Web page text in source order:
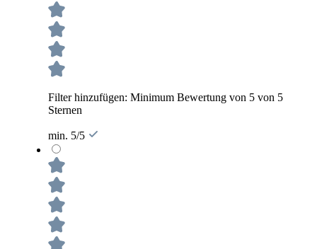
Filter hinzufügen: Minimum Bewertung von 5 von 5
Sternen
min. 5/5